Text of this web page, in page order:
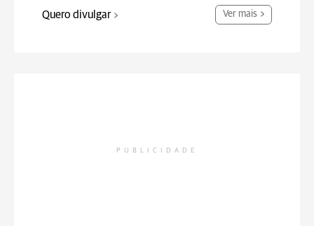
Quero divulgar Ver mais
PUBLICIDADE